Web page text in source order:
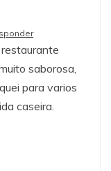
saborosa,
para varios
caseira.